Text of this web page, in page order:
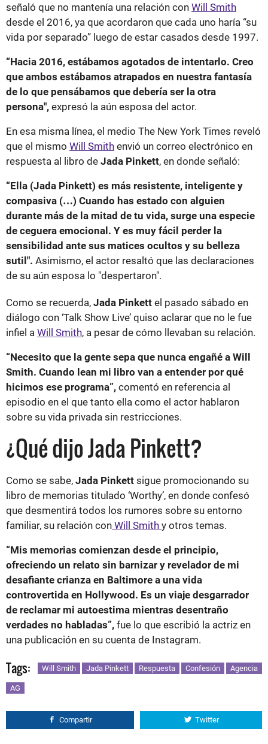
señaló que no mantenía una relación con Will Smith
desde el 2016, ya que acordaron que cada uno haría “su
vida por separado” luego de estar casados desde 1997.
“Hacia 2016, estábamos agotados de intentarlo. Creo
que ambos estábamos atrapados en nuestra fantasía
de lo que pensábamos que debería ser la otra
persona", expresó la aún esposa del actor.
En esa misma línea, el medio The New York Times reveló
que el mismo Will Smith envió un correo electrónico en
respuesta al libro de Jada Pinkett, en donde señaló:
“Ella (Jada Pinkett) es más resistente, inteligente y
compasiva (…) Cuando has estado con alguien
durante más de la mitad de tu vida, surge una especie
de ceguera emocional. Y es muy fácil perder la
sensibilidad ante sus matices ocultos y su belleza
sutil". Asimismo, el actor resaltó que las declaraciones
de su aún esposa lo "despertaron".
Como se recuerda, Jada Pinkett el pasado sábado en
diálogo con ‘Talk Show Live’ quiso aclarar que no le fue
infiel a Will Smith, a pesar de cómo llevaban su relación.
“Necesito que la gente sepa que nunca engañé a Will
Smith. Cuando lean mi libro van a entender por qué
hicimos ese programa”, comentó en referencia al
episodio en el que tanto ella como el actor hablaron
sobre su vida privada sin restricciones.
¿Qué dijo Jada Pinkett?
Como se sabe, Jada Pinkett sigue promocionando su
libro de memorias titulado ‘Worthy’, en donde confesó
que desmentirá todos los rumores sobre su entorno
familiar, su relación con Will Smith y otros temas.
“Mis memorias comienzan desde el principio,
ofreciendo un relato sin barnizar y revelador de mi
desafiante crianza en Baltimore a una vida
controvertida en Hollywood. Es un viaje desgarrador
de reclamar mi autoestima mientras desentraño
verdades no habladas”, fue lo que escribió la actriz en
una publicación en su cuenta de Instagram.
Tags: Will Smith Jada Pinkett Respuesta Confesión Agencia
AG
Compartir Twitter